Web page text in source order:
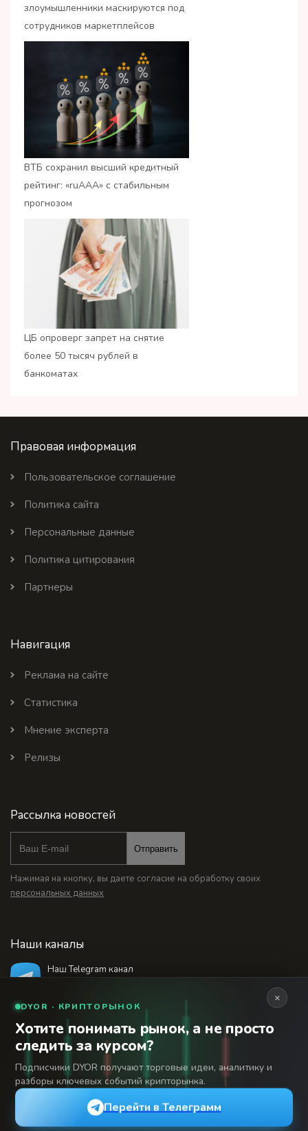
злоумышленники маскируются под
сотрудников маркетплейсов
ВТБ сохранил высший кредитный
рейтинг: «ruАAA» с стабильным
прогнозом
ЦБ опроверг запрет на снятие
более 50 тысяч рублей в
банкоматах
Правовая информация
Пользовательское соглашение
Политика сайта
Персональные данные
Политика цитирования
Партнеры
Навигация
Реклама на сайте
Статистика
Мнение эксперта
Релизы
Рассылка новостей
Отправить
Нажимая на кнопку, вы даете согласие на обработку своих
персональных данных
Наши каналы
Наш Telegram канал
18+
© 2026 Финансовый интернет-портал «Банки
Сегодня». Используя сайт BanksToday.net вы
соглашаетесь с
Сетевое издание «Банки Сегодня» зарегистрировано
Федеральной службой по надзору в сфере связи,
информационных технологий и массовых коммуникаций,
регистрационный номер: серия Эл № 04-216902
×
DYOR · КРИПТОРЫНОК
Хотите понимать рынок, а не просто
следить за курсом?
Подписчики DYOR получают торговые идеи, аналитику и
разборы ключевых событий крипторынка.
Перейти в Телеграмм